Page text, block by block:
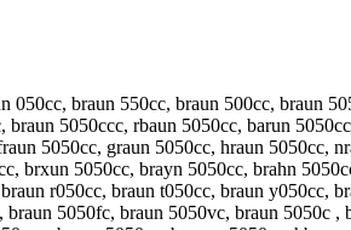
braun 550cc, braun 500cc, braun
5050ccc, rbaun 5050cc, barun
5050cc, graun 5050cc, hraun 5050cc,
brxun 5050cc, brayn 5050cc, brahn
r050cc, braun t050cc, braun y050cc,
5050fc, braun 5050vc, braun 5050c